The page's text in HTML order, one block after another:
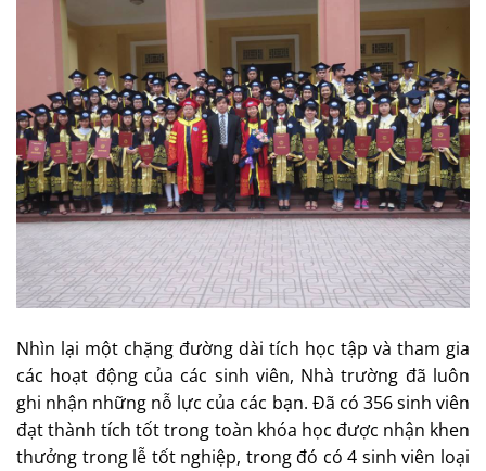
Nhìn lại một chặng đường dài tích học tập và tham gia
các hoạt động của các sinh viên, Nhà trường đã luôn
ghi nhận những nỗ lực của các bạn. Đã có 356 sinh viên
đạt thành tích tốt trong toàn khóa học được nhận khen
thưởng trong lễ tốt nghiệp, trong đó có 4 sinh viên loại